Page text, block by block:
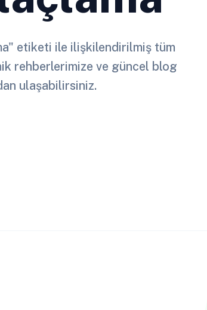
etiketi ile ilişkilendirilmiş tüm
rehberlerimize ve güncel blog
ulaşabilirsiniz.